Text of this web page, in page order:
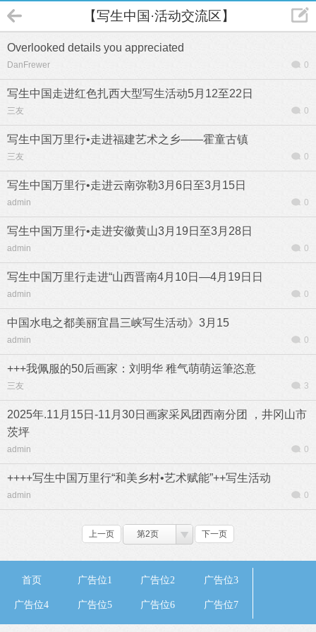
【写生中国·活动交流区】
Overlooked details you appreciated
DanFrewer 0
写生中国走进红色扎西大型写生活动5月12至22日
三友 0
写生中国万里行•走进福建艺术之乡——霍童古镇
三友 0
写生中国万里行•走进云南弥勒3月6日至3月15日
admin 0
写生中国万里行•走进安徽黄山3月19日至3月28日
admin 0
写生中国万里行走进“山西晋南4月10日—4月19日日
admin 0
中国水电之都美丽宜昌三峡写生活动》3月15
admin 0
+++我佩服的50后画家：刘明华 稚气萌萌运筆恣意
三友 3
2025年.11月15日-11月30日画家采风团西南分团 ，井冈山市
茨坪
admin 0
++++写生中国万里行“和美乡村•艺术赋能”++写生活动
admin 0
上一页 第2页 下一页
首页 广告位1 广告位2 广告位3
广告位4 广告位5 广告位6 广告位7